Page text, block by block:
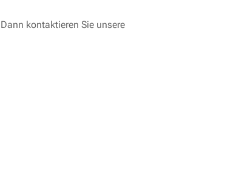
kontaktieren Sie unsere